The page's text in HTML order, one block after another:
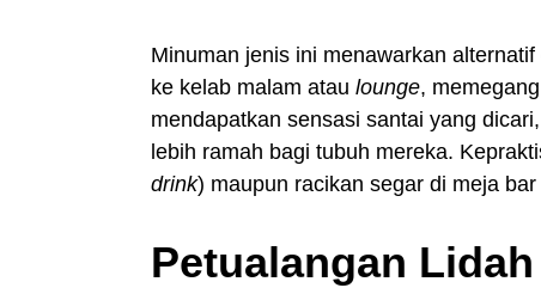
Minuman jenis ini menawarkan
ke kelab malam atau lounge,
mendapatkan sensasi santai yang
lebih ramah bagi tubuh mereka.
drink) maupun racikan segar di meja
Petualangan